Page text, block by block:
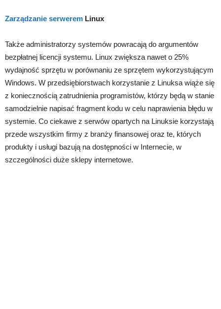
Zarządzanie serwerem Linux
Także administratorzy systemów powracają do argumentów
bezpłatnej licencji systemu. Linux zwiększa nawet o 25%
wydajność sprzętu w porównaniu ze sprzętem wykorzystującym
Windows. W przedsiębiorstwach korzystanie z Linuksa wiąże się
z koniecznością zatrudnienia programistów, którzy będą w stanie
samodzielnie napisać fragment kodu w celu naprawienia błędu w
systemie. Co ciekawe z serwów opartych na Linuksie korzystają
przede wszystkim firmy z branży finansowej oraz te, których
produkty i usługi bazują na dostępności w Internecie, w
szczególności duże sklepy internetowe.